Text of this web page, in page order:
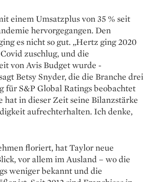
einem Umsatzplus von 35 % seit
hervorgegangen. Den
es nicht so gut. „Hertz ging 2020
zuschlug, und die
von Avis Budget wurde
Betsy Snyder, die die Branche drei
für S&P Global Ratings beobachtet
hat in dieser Zeit seine Bilanzstärke
aufrecht­erhalten. Ich denke,
floriert, hat Taylor neue
vor allem im Ausland – wo die
weniger bekannt und die